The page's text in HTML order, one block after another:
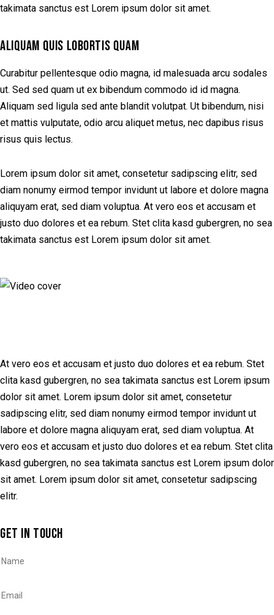
takimata sanctus est Lorem ipsum dolor sit amet.
ALIQUAM QUIS LOBORTIS QUAM
Curabitur pellentesque odio magna, id malesuada arcu sodales
ut. Sed sed quam ut ex bibendum commodo id id magna.
Aliquam sed ligula sed ante blandit volutpat. Ut bibendum, nisi
et mattis vulputate, odio arcu aliquet metus, nec dapibus risus
risus quis lectus.
Lorem ipsum dolor sit amet, consetetur sadipscing elitr, sed
diam nonumy eirmod tempor invidunt ut labore et dolore magna
aliquyam erat, sed diam voluptua. At vero eos et accusam et
justo duo dolores et ea rebum. Stet clita kasd gubergren, no sea
takimata sanctus est Lorem ipsum dolor sit amet.
At vero eos et accusam et justo duo dolores et ea rebum. Stet
clita kasd gubergren, no sea takimata sanctus est Lorem ipsum
dolor sit amet. Lorem ipsum dolor sit amet, consetetur
sadipscing elitr, sed diam nonumy eirmod tempor invidunt ut
labore et dolore magna aliquyam erat, sed diam voluptua. At
vero eos et accusam et justo duo dolores et ea rebum. Stet clita
kasd gubergren, no sea takimata sanctus est Lorem ipsum dolor
sit amet. Lorem ipsum dolor sit amet, consetetur sadipscing
elitr.
GET IN TOUCH